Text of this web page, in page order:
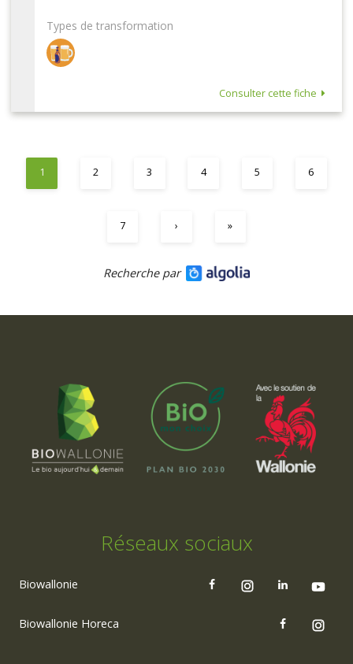
Types de transformation
Consulter cette fiche
1 2 3 4 5 6
7 › »
Recherche par
Réseaux sociaux
Biowallonie
Biowallonie Horeca